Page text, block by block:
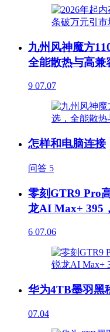
九州风神魔方
全能散热与高兼
9 07.07
怎样和电脑连接
问答 5
零刻GTR9 Pro
龙AI Max+ 395
6 07.06
华为4TB墨羽黑
07.04